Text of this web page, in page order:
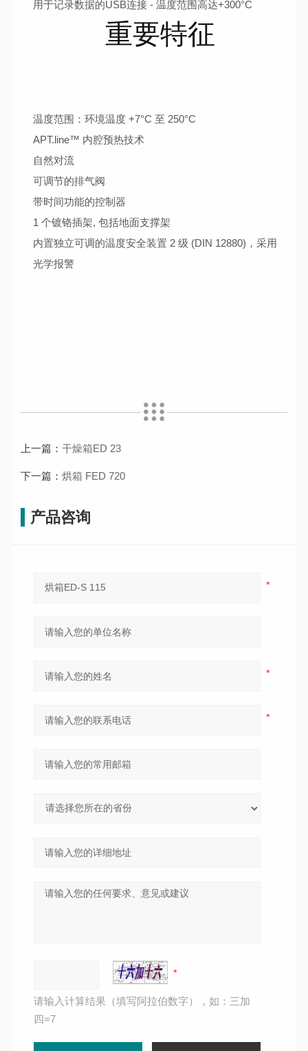
用于记录数据的USB连接 - 温度范围高达+300°C
重要特征
温度范围：环境温度 +7°C 至 250°C
APT.line™ 内腔预热技术
自然对流
可调节的排气阀
带时间功能的控制器
1 个镀铬插架, 包括地面支撑架
内置独立可调的温度安全装置 2 级 (DIN 12880)，采用
光学报警
上一篇：干燥箱ED 23
下一篇：烘箱 FED 720
产品咨询
请输入计算结果（填写阿拉伯数字），如：三加
四=7